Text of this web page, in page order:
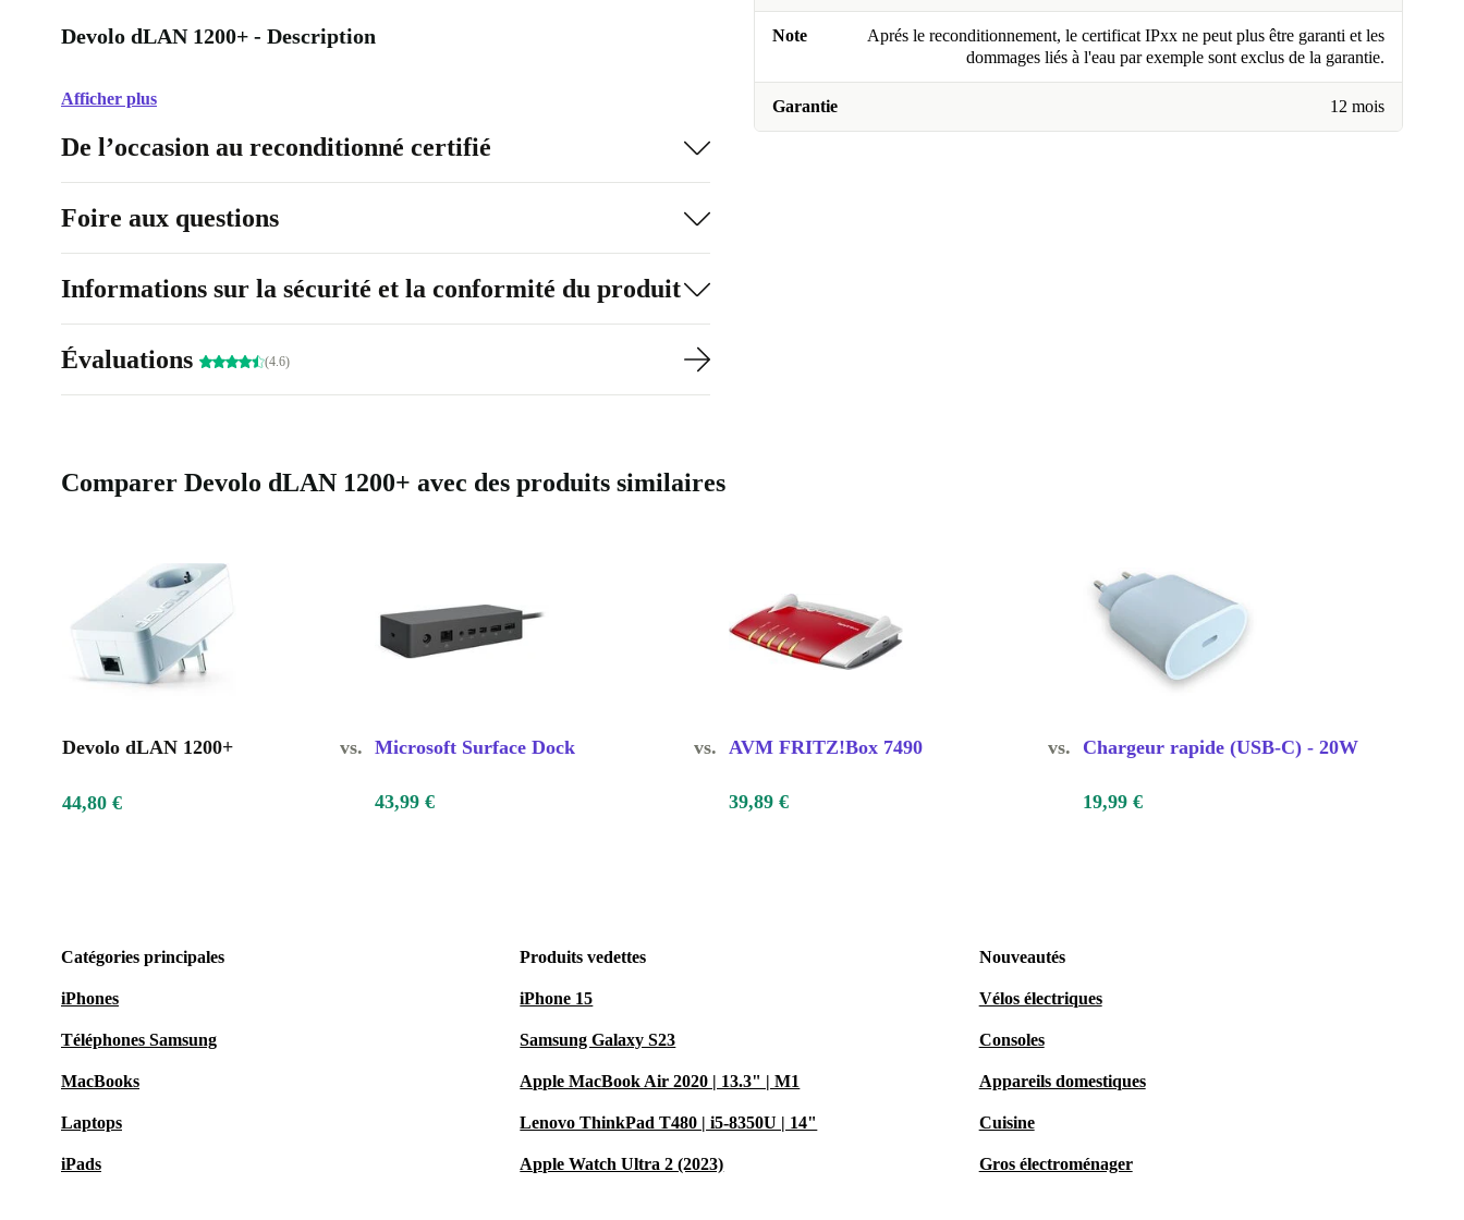
Note
Aprés le reconditionnement, le certificat IPxx ne peut plus être garanti et les
dommages liés à l'eau par exemple sont exclus de la garantie.
Garantie 12 mois
Devolo dLAN 1200+ - Description
Afficher plus
De l’occasion au reconditionné certifié
Foire aux questions
Informations sur la sécurité et la conformité du produit
Évaluations (4.6)
Comparer Devolo dLAN 1200+ avec des produits similaires
Devolo dLAN 1200+ vs. Microsoft Surface Dock vs. AVM FRITZ!Box 7490 vs. Chargeur rapide (USB-C) - 20W
44,80 € 43,99 € 39,89 € 19,99 €
Catégories principales
iPhones
Téléphones Samsung
MacBooks
Laptops
iPads
Produits vedettes
iPhone 15
Samsung Galaxy S23
Apple MacBook Air 2020 | 13.3" | M1
Lenovo ThinkPad T480 | i5-8350U | 14"
Apple Watch Ultra 2 (2023)
Nouveautés
Vélos électriques
Consoles
Appareils domestiques
Cuisine
Gros électroménager